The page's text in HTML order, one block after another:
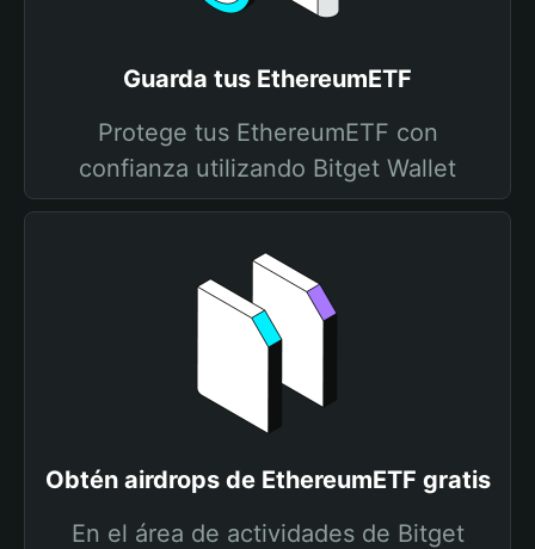
Guarda tus EthereumETF
Protege tus EthereumETF con
confianza utilizando Bitget Wallet
Obtén airdrops de EthereumETF gratis
En el área de actividades de Bitget